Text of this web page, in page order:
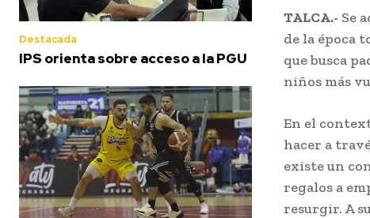
Destacada
IPS orienta sobre acceso a la PGU
TALCA.- Se
de la época
que busca
niños más
En el
hacer a
existe un
regalos a
resurgir. A